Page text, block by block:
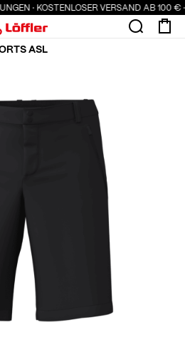
· KOSTENLOSER VERSAND AB 100 € ·
ASL